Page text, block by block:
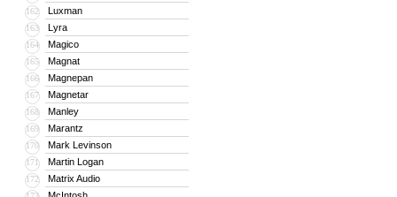
162 Luxman
163 Lyra
164 Magico
165 Magnat
166 Magnepan
167 Magnetar
168 Manley
169 Marantz
170 Mark Levinson
171 Martin Logan
172 Matrix Audio